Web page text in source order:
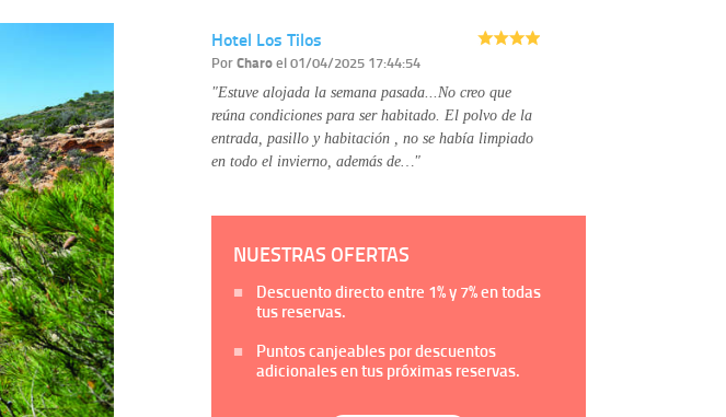
Hotel Los Tilos
PorCharoel 01/04/2025 17:44:54
"Estuve alojada la semana pasada...No creo que
reúna condiciones para ser habitado. El polvo de la
entrada, pasillo y habitación , no se había limpiado
en todo el invierno, además de…"
NUESTRAS OFERTAS
Descuento directo entre 1%y7%en todas
tus reservas.
Puntos canjeables por descuentos
adicionales en tus próximas reservas.